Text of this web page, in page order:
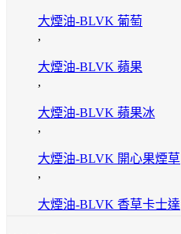
大煙油-BLVK 葡萄
,
大煙油-BLVK 蘋果
,
大煙油-BLVK 蘋果冰
,
大煙油-BLVK 開心果煙草
,
大煙油-BLVK 香草卡士達